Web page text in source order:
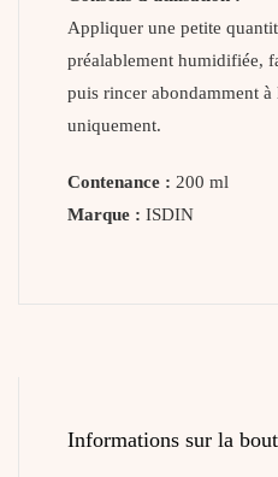
Appliquer une petite
préalablement humidifiée,
puis rincer abondamment à
uniquement.
Contenance : 200 ml
Marque : ISDIN
Informations sur la